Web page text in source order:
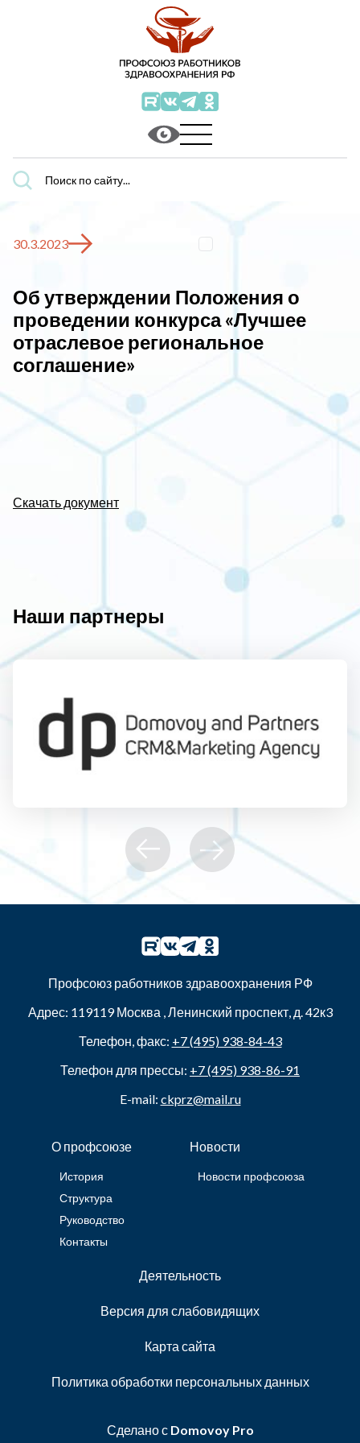
Поиск
по
30.3.2023
Об утверждении Положения о
проведении конкурса «Лучшее
отраслевое региональное
соглашение»
Скачать документ
Наши партнеры
Профсоюз работников здравоохранения РФ
Адрес: 119119Москва ,Ленинский проспект, д. 42к3
Телефон, факс: +7 (495) 938-84-43
Телефон для прессы: +7 (495) 938-86-91
E-mail: ckprz@mail.ru
О профсоюзе
История
Структура
Руководство
Контакты
Новости
Новости профсоюза
Деятельность
Версия для слабовидящих
Карта сайта
Политика обработки персональных данных
Сделано с Domovoy Pro